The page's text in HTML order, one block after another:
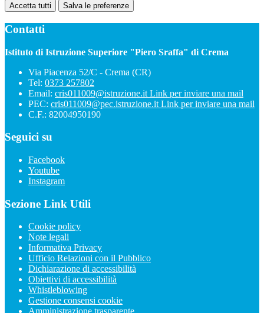
Accetta tutti Salva le preferenze
Contatti
Istituto di Istruzione Superiore "Piero Sraffa" di Crema
Via Piacenza 52/C - Crema (CR)
Tel: 0373 257802
Email: cris011009@istruzione.it Link per inviare una mail
PEC: cris011009@pec.istruzione.it Link per inviare una mail
C.F.: 82004950190
Seguici su
Facebook
Youtube
Instagram
Sezione Link Utili
Cookie policy
Note legali
Informativa Privacy
Ufficio Relazioni con il Pubblico
Dichiarazione di accessibilità
Obiettivi di accessibilità
Whistleblowing
Gestione consensi cookie